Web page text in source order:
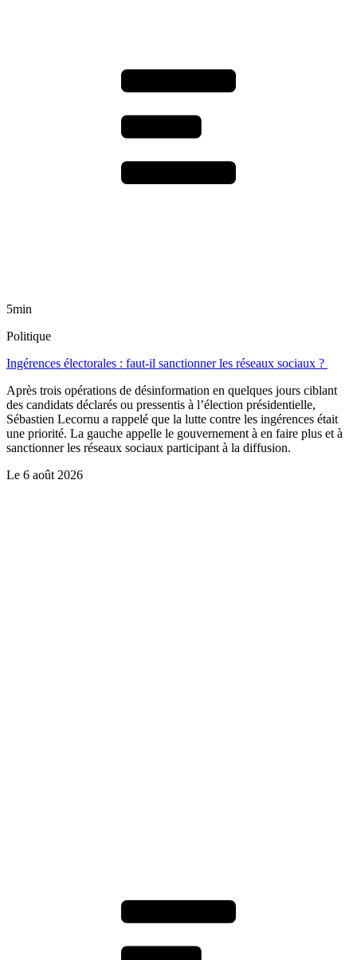
5min
Politique
Ingérences électorales : faut-il sanctionner les réseaux sociaux ?
Après trois opérations de désinformation en quelques jours ciblant
des candidats déclarés ou pressentis à l’élection présidentielle,
Sébastien Lecornu a rappelé que la lutte contre les ingérences était
une priorité. La gauche appelle le gouvernement à en faire plus et à
sanctionner les réseaux sociaux participant à la diffusion.
Le 6 août 2026